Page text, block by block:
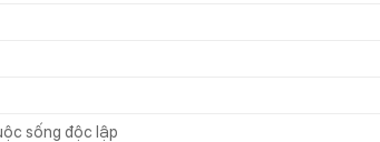
sống độc lập